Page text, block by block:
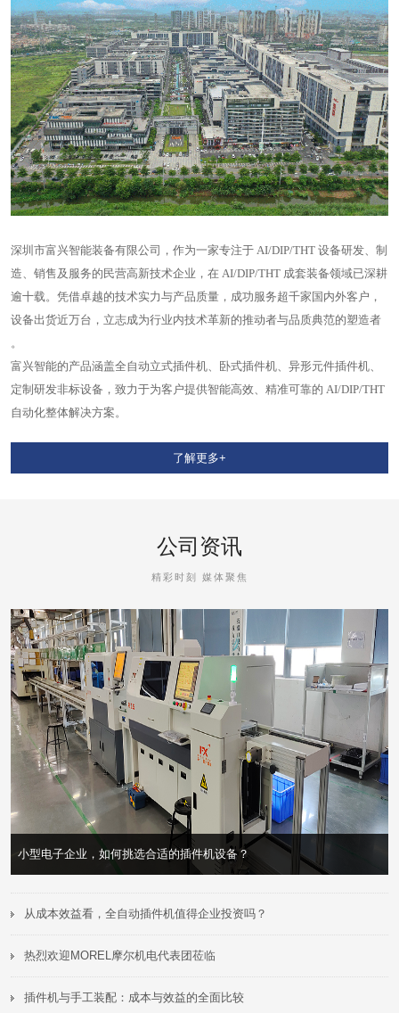
深圳市富兴智能装备有限公司，作为一家专注于 AI/DIP/THT 设备研发、制
造、销售及服务的民营高新技术企业，在 AI/DIP/THT 成套装备领域已深耕
逾十载。凭借卓越的技术实力与产品质量，成功服务超千家国内外客户，
设备出货近万台，立志成为行业内技术革新的推动者与品质典范的塑造者
。
富兴智能的产品涵盖全自动立式插件机、卧式插件机、异形元件插件机、
定制研发非标设备，致力于为客户提供智能高效、精准可靠的 AI/DIP/THT
自动化整体解决方案。
了解更多+
公司资讯
精彩时刻 媒体聚焦
小型电子企业，如何挑选合适的插件机设备？
从成本效益看，全自动插件机值得企业投资吗？
热烈欢迎MOREL摩尔机电代表团莅临
插件机与手工装配：成本与效益的全面比较